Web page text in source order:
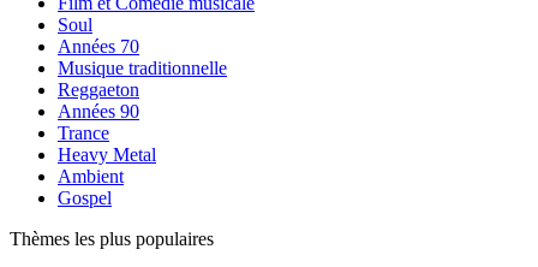
Soul
Années 70
Musique traditionnelle
Reggaeton
Années 90
Trance
Heavy Metal
Ambient
Gospel
Thèmes les plus populaires